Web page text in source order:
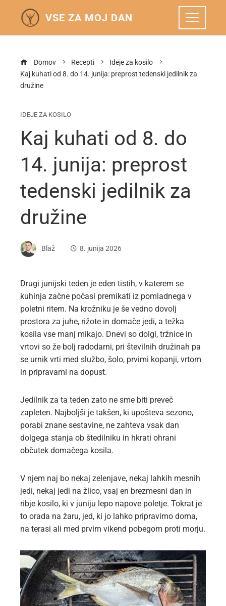
VSE ZA MOJ DAN
Domov Recepti
Ideje za kosilo
Kaj kuhati od 8. do 14. junija: preprost tedenski jedilnik za
družine
IDEJE ZA KOSILO
Kaj kuhati od 8. do
14. junija: preprost
tedenski jedilnik za
družine
Blaž 8. junija 2026
Drugi junijski teden je eden tistih, v katerem se
kuhinja začne počasi premikati iz pomladnega v
poletni ritem. Na krožniku je še vedno dovolj
prostora za juhe, rižote in domače jedi, a težka
kosila vse manj mikajo. Dnevi so dolgi, tržnice in
vrtovi so že bolj radodarni, pri številnih družinah pa
se urnik vrti med službo, šolo, prvimi kopanji, vrtom
in pripravami na dopust.
Jedilnik za ta teden zato ne sme biti preveč
zapleten. Najboljši je takšen, ki upošteva sezono,
porabi znane sestavine, ne zahteva vsak dan
dolgega stanja ob štedilniku in hkrati ohrani
občutek domačega kosila.
V njem naj bo nekaj zelenjave, nekaj lahkih mesnih
jedi, nekaj jedi na žlico, vsaj en brezmesni dan in
ribje kosilo, ki v juniju lepo napove poletje. Tokrat je
to orada na žaru, jed, ki jo lahko pripravimo doma,
na terasi ali med prvim vikend pobegom proti morju.